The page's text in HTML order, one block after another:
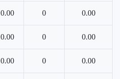
0.00 0 0.00
0.00 0 0.00
0.00 0 0.00